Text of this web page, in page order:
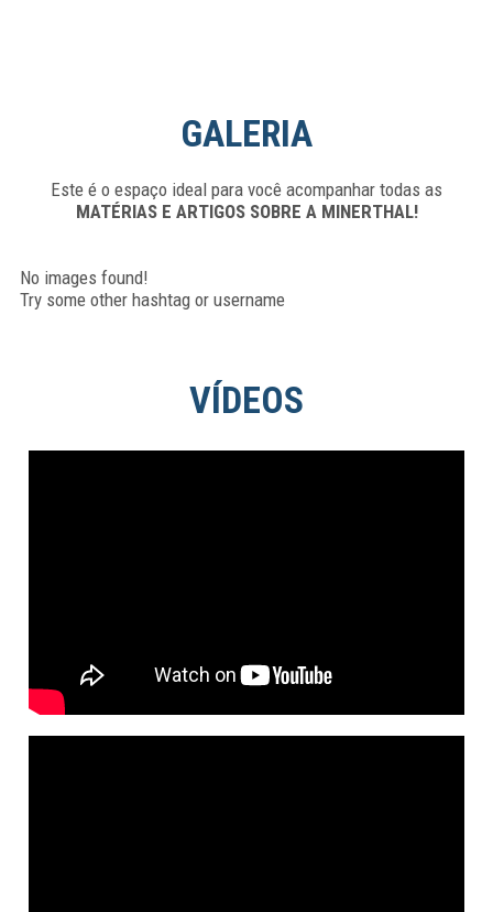
GALERIA
Este é o espaço ideal para você acompanhar todas as
MATÉRIAS E ARTIGOS SOBRE A MINERTHAL!
No images found!
Try some other hashtag or username
VÍDEOS